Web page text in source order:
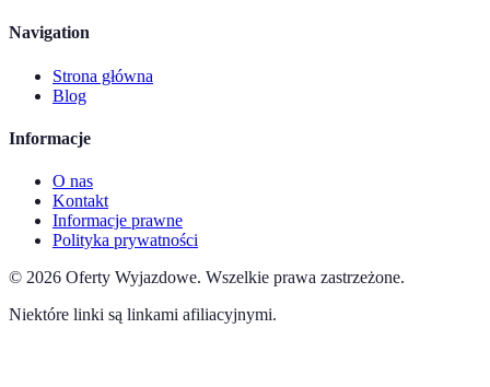
Navigation
Strona główna
Blog
Informacje
O nas
Kontakt
Informacje prawne
Polityka prywatności
© 2026 Oferty Wyjazdowe. Wszelkie prawa zastrzeżone.
Niektóre linki są linkami afiliacyjnymi.